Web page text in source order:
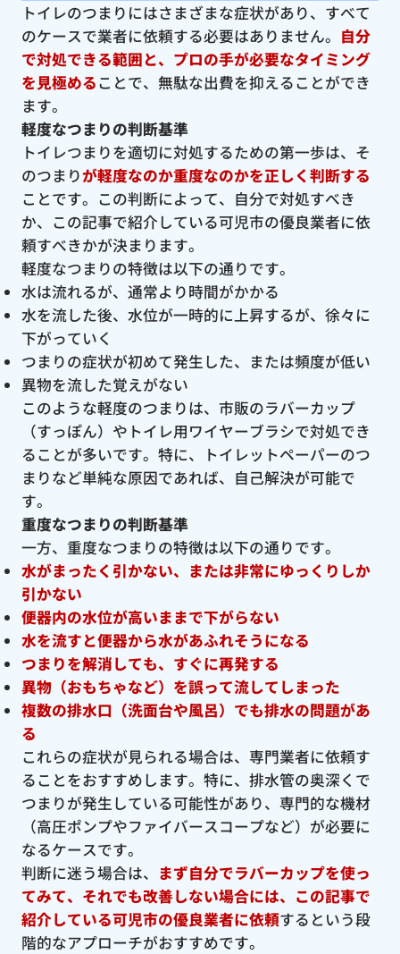
トイレのつまりにはさまざまな症状があり、すべて
のケースで業者に依頼する必要はありません。 自分
で対処できる範囲と、プロの手が必要なタイミング
を見極めることで、無駄な出費を抑えることができ
ます。
軽度なつまりの判断基準
トイレつまりを適切に対処するための第一歩は、そ
のつまりが軽度なのか重度なのかを正しく判断する
ことです。この判断によって、自分で対処すべき
か、この記事で紹介している可児市の優良業者に依
頼すべきかが決まります。
軽度なつまりの特徴は以下の通りです。
水は流れるが、通常より時間がかかる
水を流した後、水位が一時的に上昇するが、徐々に
下がっていく
つまりの症状が初めて発生した、または頻度が低い
異物を流した覚えがない
このような軽度のつまりは、市販のラバーカップ
（すっぽん）やトイレ用ワイヤーブラシで対処でき
ることが多いです。特に、トイレットペーパーのつ
まりなど単純な原因であれば、自己解決が可能で
す。
重度なつまりの判断基準
一方、重度なつまりの特徴は以下の通りです。
水がまったく引かない、または非常にゆっくりしか
引かない
便器内の水位が高いままで下がらない
水を流すと便器から水があふれそうになる
つまりを解消しても、すぐに再発する
異物（おもちゃなど）を誤って流してしまった
複数の排水口（洗面台や風呂）でも排水の問題があ
る
これらの症状が見られる場合は、専門業者に依頼す
ることをおすすめします。特に、排水管の奥深くで
つまりが発生している可能性があり、専門的な機材
（高圧ポンプやファイバースコープなど）が必要に
なるケースです。
判断に迷う場合は、 まず自分でラバーカップを使っ
てみて、それでも改善しない場合には、この記事で
紹介している可児市の優良業者に依頼するという段
階的なアプローチがおすすめです。